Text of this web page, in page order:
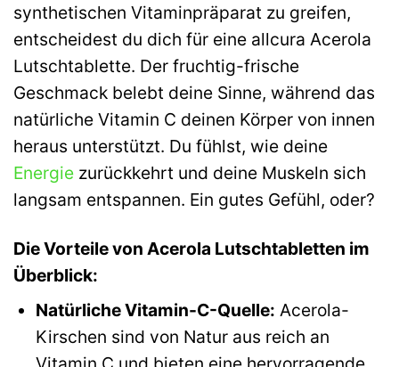
synthetischen Vitaminpräparat zu greifen,
entscheidest du dich für eine allcura Acerola
Lutschtablette. Der fruchtig-frische
Geschmack belebt deine Sinne, während das
natürliche Vitamin C deinen Körper von innen
heraus unterstützt. Du fühlst, wie deine
Energie zurückkehrt und deine Muskeln sich
langsam entspannen. Ein gutes Gefühl, oder?
Die Vorteile von Acerola Lutschtabletten im
Überblick:
Natürliche Vitamin-C-Quelle: Acerola-
Kirschen sind von Natur aus reich an